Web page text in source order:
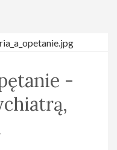
Szczegoły
mailowo : O.Piotr
-